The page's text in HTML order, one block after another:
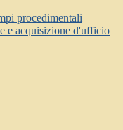
procedimentali
e acquisizione d'ufficio